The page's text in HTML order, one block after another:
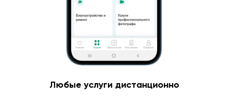
Любые услуги дистанционно